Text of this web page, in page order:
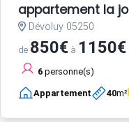
appartement la
Dévoluy 05250
de 850€ à 1150€
6 personne(s)
Appartement 40m²